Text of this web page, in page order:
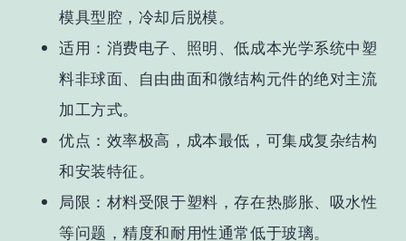
模具型腔，冷却后脱模。
适用 ： 消费电子、照明、低成本光学系统中塑
料非球面、自由曲面和微结构元件的绝对主流
加工方式。
优点 ：效率极高，成本最低，可集成复杂结构
和安装特征。
局限 ：材料受限于塑料，存在热膨胀、吸水性
等问题，精度和耐用性通常低于玻璃。